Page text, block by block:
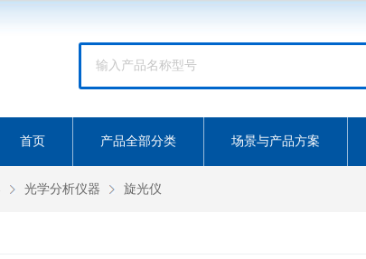
首页 产品全部分类 场景与产品方案
光学分析仪器 旋光仪